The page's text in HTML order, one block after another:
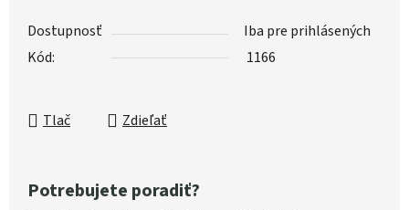
Dostupnosť
Iba pre prihlásených
Kód:
1166
Tlač Zdieľať
Potrebujete poradiť?